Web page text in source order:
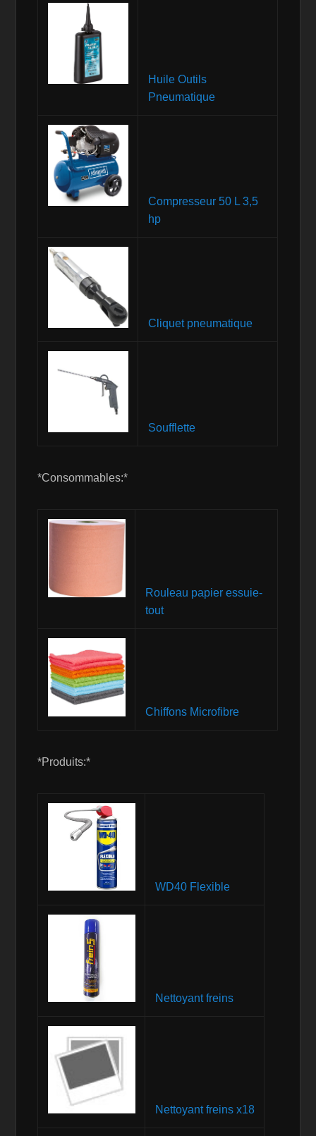
Huile Outils
Pneumatique
Compresseur 50 L 3,5
hp
Cliquet pneumatique
Soufflette
*Consommables:*
Rouleau papier essuie-
tout
Chiffons Microfibre
*Produits:*
WD40 Flexible
Nettoyant freins
Nettoyant freins x18